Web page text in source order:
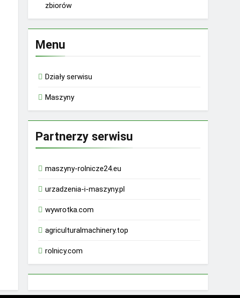
zbiorów
Menu
Działy serwisu
Maszyny
Partnerzy serwisu
maszyny-rolnicze24.eu
urzadzenia-i-maszyny.pl
wywrotka.com
agriculturalmachinery.top
rolnicy.com
rhino 9000 male enhancement pills reviews